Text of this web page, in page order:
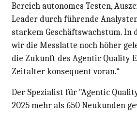
Bereich autonomes Testen,
Leader durch führende
starkem Geschäftswachstum. In
wir die Messlatte noch höher
die Zukunft des Agentic Quality
Zeitalter konsequent voran.“
Der Spezialist für "Agentic
2025 mehr als 650 Neukunden